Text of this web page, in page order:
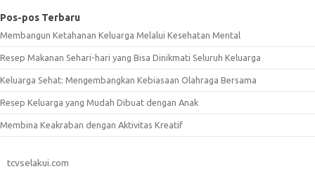
Pos-pos Terbaru
Membangun Ketahanan Keluarga Melalui Kesehatan Mental
Resep Makanan Sehari-hari yang Bisa Dinikmati Seluruh Keluarga
Keluarga Sehat: Mengembangkan Kebiasaan Olahraga Bersama
Resep Keluarga yang Mudah Dibuat dengan Anak
Membina Keakraban dengan Aktivitas Kreatif
tcvselakui.com